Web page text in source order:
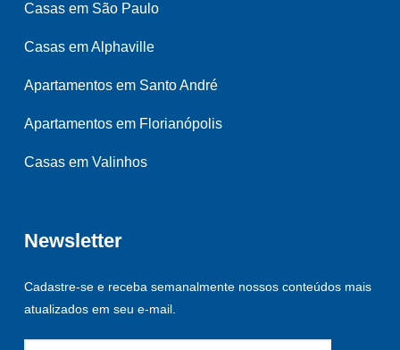
Casas em São Paulo
Casas em Alphaville
Apartamentos em Santo André
Apartamentos em Florianópolis
Casas em Valinhos
Newsletter
Cadastre-se e receba semanalmente nossos conteúdos mais
atualizados em seu e-mail.